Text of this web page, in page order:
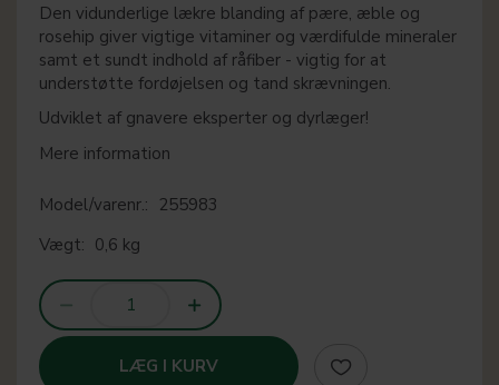
Den vidunderlige lækre blanding af pære, æble og
rosehip giver vigtige vitaminer og værdifulde mineraler
samt et sundt indhold af råfiber - vigtig for at
understøtte fordøjelsen og tand skrævningen.
Udviklet af gnavere eksperter og dyrlæger!
Mere information
Model/varenr.: 255983
Vægt: 0,6 kg
LÆG I KURV